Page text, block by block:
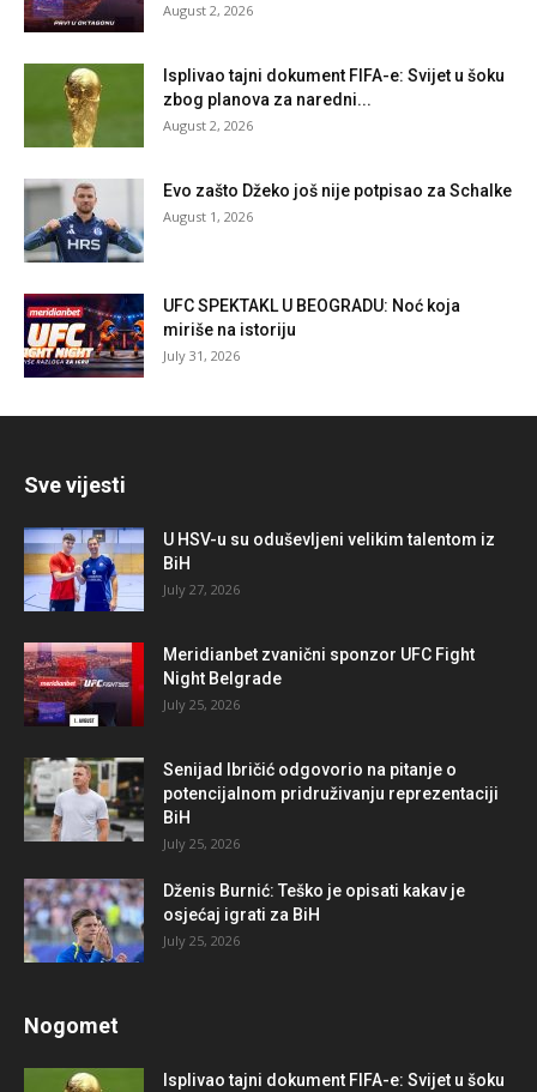
August 2, 2026
Isplivao tajni dokument FIFA-e: Svijet u šoku
zbog planova za naredni...
August 2, 2026
Evo zašto Džeko još nije potpisao za Schalke
August 1, 2026
UFC SPEKTAKL U BEOGRADU: Noć koja
miriše na istoriju
July 31, 2026
Sve vijesti
U HSV-u su oduševljeni velikim talentom iz
BiH
July 27, 2026
Meridianbet zvanični sponzor UFC Fight
Night Belgrade
July 25, 2026
Senijad Ibričić odgovorio na pitanje o
potencijalnom pridruživanju reprezentaciji
BiH
July 25, 2026
Dženis Burnić: Teško je opisati kakav je
osjećaj igrati za BiH
July 25, 2026
Nogomet
Isplivao tajni dokument FIFA-e: Svijet u šoku